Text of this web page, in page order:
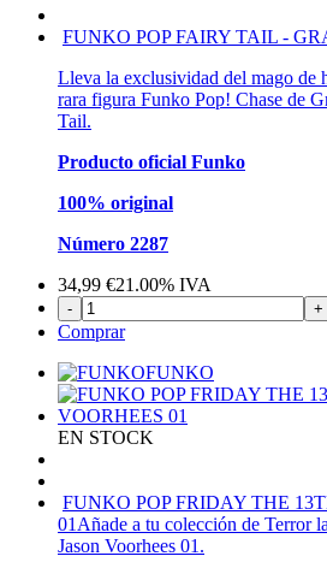
FUNKO POP FAIRY TAIL -
Lleva la exclusividad del mago de
rara figura Funko Pop! Chase de
Tail.
Producto oficial Funko
100% original
Número 2287
34,99 €21.00% IVA
- +
Comprar
FUNKO
EN STOCK
FUNKO POP FRIDAY THE
01 Añade a tu colección de Terror
Jason Voorhees 01.